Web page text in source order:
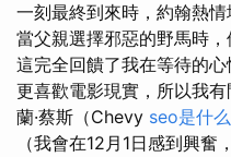
一刻最終到來時，約翰熱情
當父親選擇邪惡的野馬時
這完全回饋了我在等待的心
更喜歡​​電影現實，所以我有
蘭·蔡斯（Chevy seo是什么
（我會在12月1日感到興